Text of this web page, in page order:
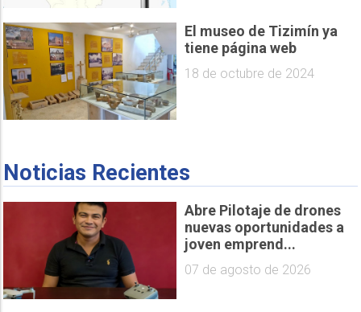
El museo de Tizimín ya
tiene página web
18 de octubre de 2024
Noticias Recientes
Abre Pilotaje de drones
nuevas oportunidades a
joven emprend...
07 de agosto de 2026